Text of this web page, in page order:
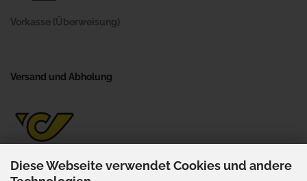
Diese Webseite verwendet Cookies und andere
Vorkasse (Überweisung)
Versand und Abholung